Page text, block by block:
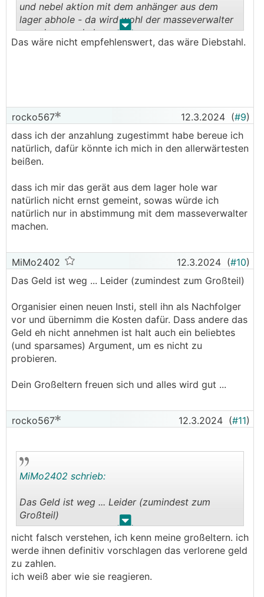
. .
und nebel aktion mit dem anhänger aus dem
lager abhole - da wird wohl der masseverwalter
was dagegen haben.....
Das wäre nicht empfehlenswert, das wäre Diebstahl.
rocko567 12.3.2024 (#9)
dass ich der anzahlung zugestimmt habe bereue ich
natürlich, dafür könnte ich mich in den allerwärtesten
beißen.
dass ich mir das gerät aus dem lager hole war
natürlich nicht ernst gemeint, sowas würde ich
natürlich nur in abstimmung mit dem masseverwalter
machen.
MiMo2402 12.3.2024 (#10)
Das Geld ist weg ... Leider (zumindest zum Großteil)
Organisier einen neuen Insti, stell ihn als Nachfolger
vor und übernimm die Kosten dafür. Dass andere das
Geld eh nicht annehmen ist halt auch ein beliebtes
(und sparsames) Argument, um es nicht zu
probieren.
Dein Großeltern freuen sich und alles wird gut ...
rocko567 12.3.2024 (#11)
. .
MiMo2402 schrieb:
Das Geld ist weg ... Leider (zumindest zum
Großteil)
Organisier einen neuen Insti, stell ihn als
Nachfolger vor und übernimm die Kosten dafür.
Dass andere das Geld eh nicht annehmen ist halt
auch ein beliebtes (und sparsames) Argument,
nicht falsch verstehen, ich kenn meine großeltern. ich
werde ihnen definitiv vorschlagen das verlorene geld
zu zahlen.
ich weiß aber wie sie reagieren.